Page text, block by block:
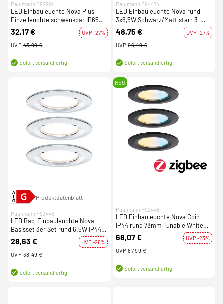
Paulmann P92904
LED Einbauleuchte Nova Plus
Einzelleuchte schwenkbar IP65
eckig 93x93mm GU10 7W 460lm
230V dimmbar 2700K Weiß
matt/Chrom
32,17 €
UVP -27%
UVP 43,99 €
Sofort versandfertig
Paulmann P94474
LED Einbauleuchte Nova rund
3x6,5W Schwarz/Matt starr 3-
Stufen-dimmbar
48,75 €
UVP -27%
UVP 66,49 €
Sofort versandfertig
Produktdatenblatt
Paulmann P93445
LED Bad-Einbauleuchte Nova
Basisset 3er Set rund 6.5W IP44
GU10 Chrom 2700K 230V
28,63 €
UVP -26%
UVP 38,49 €
Sofort versandfertig
NEU
Paulmann P92446
LED Einbauleuchte Nova Coin
IP44 rund 78mm Tunable White
3x6W 3x530lm 230V Schwarz
matt Aluminium
68,07 €
UVP -23%
UVP 87,99 €
Sofort versandfertig